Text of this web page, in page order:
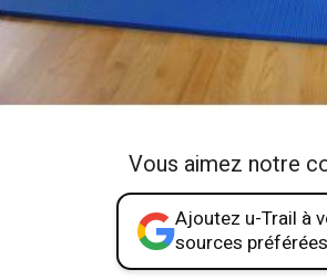
Vous aimez notre
Ajoutez u-Trail à
sources